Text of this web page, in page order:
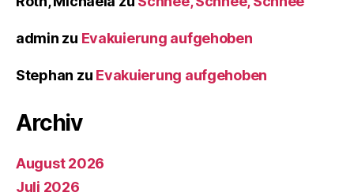
admin zu Evakuierung aufgehoben
Stephan zu Evakuierung aufgehoben
Archiv
August 2026
Juli 2026